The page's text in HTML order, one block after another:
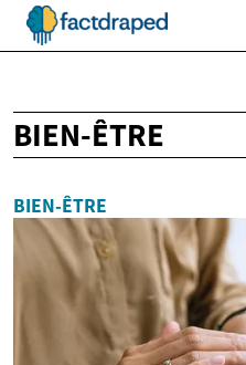
BIEN-ÊTRE
BIEN-ÊTRE